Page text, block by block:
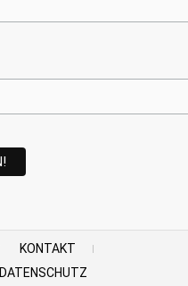
KONTAKT
DATENSCHUTZ